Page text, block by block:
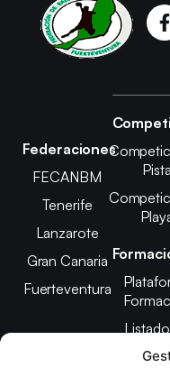
Federaciones
FECANBM
Tenerife
Lanzarote
Gran Canaria
Fuerteventura
Pista